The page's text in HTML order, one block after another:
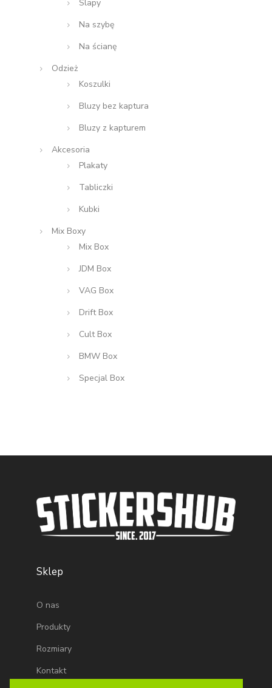
Slapy
Na szybę
Na ścianę
Odzież
Koszulki
Bluzy bez kaptura
Bluzy z kapturem
Akcesoria
Plakaty
Tabliczki
Kubki
Mix Boxy
Mix Box
JDM Box
VAG Box
Drift Box
Cult Box
BMW Box
Specjal Box
Sklep
O nas
Produkty
Rozmiary
Kontakt